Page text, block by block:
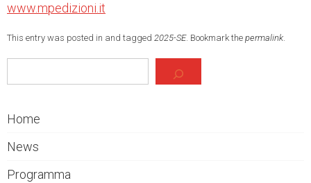
www.mpedizioni.it
This entry was posted in and tagged 2025-SE. Bookmark the permalink.
Home
News
Programma